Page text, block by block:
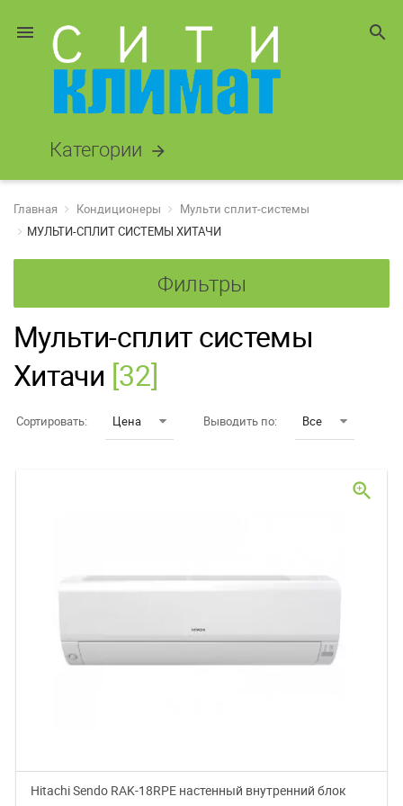
menu search
Категории arrow_forward
Главная Кондиционеры
Мульти сплит-системы
МУЛЬТИ-СПЛИТ СИСТЕМЫ ХИТАЧИ
Фильтры
Мульти-сплит системы
Хитачи [32]
Сортировать: Цена Выводить по: Все
Hitachi Sendo RAK-18RPE настенный внутренний блок
zoom_in